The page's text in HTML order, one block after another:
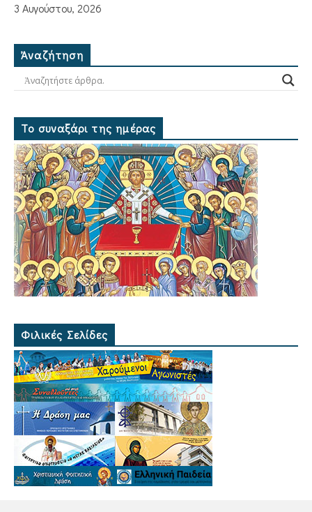
3 Αυγούστου, 2026
Ἀναζήτηση
Το συναξάρι της ημέρας
Φιλικές Σελίδες